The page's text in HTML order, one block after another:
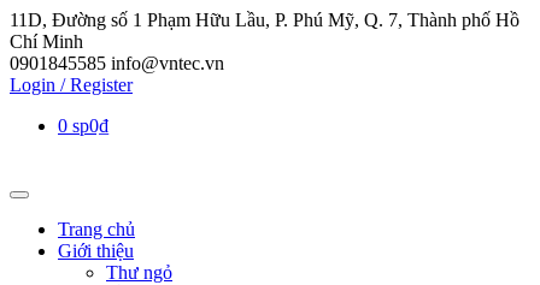
11D, Đường số 1 Phạm Hữu Lầu, P. Phú Mỹ, Q. 7, Thành phố Hồ
Chí Minh
0901845585 info@vntec.vn
Login / Register
0 sp0₫
Trang chủ
Giới thiệu
Thư ngỏ